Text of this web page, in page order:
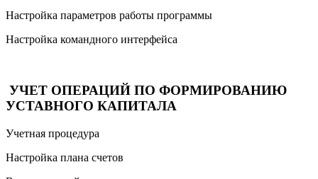
Настройка параметров работы программы
Настройка командного интерфейса
УЧЕТ ОПЕРАЦИЙ ПО ФОРМИРОВАНИЮ
УСТАВНОГО КАПИТАЛА
Учетная процедура
Настройка плана счетов